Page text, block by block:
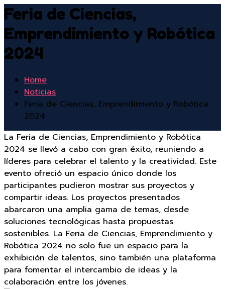
Feria de Ciencias,
Emprendimiento y Robótica
2024
Home
Noticias
Feria de Ciencias, Emprendimiento y Robótica
2024
La Feria de Ciencias, Emprendimiento y Robótica
2024 se llevó a cabo con gran éxito, reuniendo a
líderes para celebrar el talento y la creatividad. Este
evento ofreció un espacio único donde los
participantes pudieron mostrar sus proyectos y
compartir ideas. Los proyectos presentados
abarcaron una amplia gama de temas, desde
soluciones tecnológicas hasta propuestas
sostenibles. La Feria de Ciencias, Emprendimiento y
Robótica 2024 no solo fue un espacio para la
exhibición de talentos, sino también una plataforma
para fomentar el intercambio de ideas y la
colaboración entre los jóvenes.